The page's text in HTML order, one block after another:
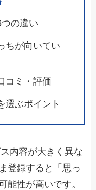
の違い
ちが向いてい
コミ・評価
選ぶポイント
内容が大きく異な
登録すると「思っ
能性が高いです。